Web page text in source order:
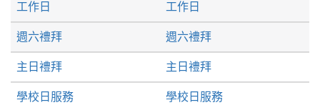
週六禮拜 週六禮拜
主日禮拜 主日禮拜
工作日 工作日
學校日服務 學校日服務